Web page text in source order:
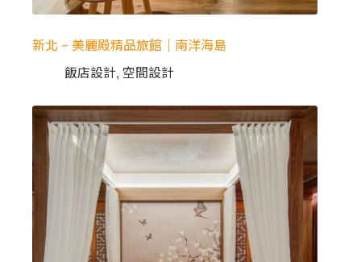
新北 – 美麗殿精品旅館｜南洋海島
飯店設計, 空間設計